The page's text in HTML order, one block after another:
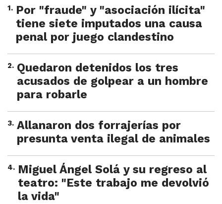
1. Por "fraude" y "asociación ilícita"
tiene siete imputados una causa
penal por juego clandestino
2. Quedaron detenidos los tres
acusados de golpear a un hombre
para robarle
3. Allanaron dos forrajerías por
presunta venta ilegal de animales
4. Miguel Ángel Solá y su regreso al
teatro: "Este trabajo me devolvió
la vida"